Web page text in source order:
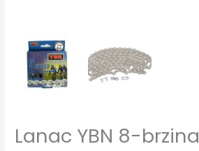
Lanac YBN 8-brzina